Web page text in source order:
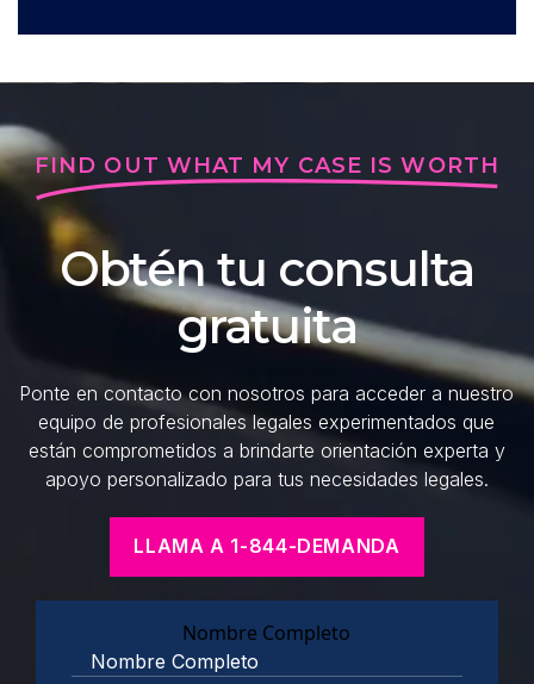
FIND OUT WHAT MY CASE IS WORTH
Obtén tu consulta
gratuita
Ponte en contacto con nosotros para acceder a nuestro
equipo de profesionales legales experimentados que
están comprometidos a brindarte orientación experta y
apoyo personalizado para tus necesidades legales.
LLAMA A 1-844-DEMANDA
Nombre Completo